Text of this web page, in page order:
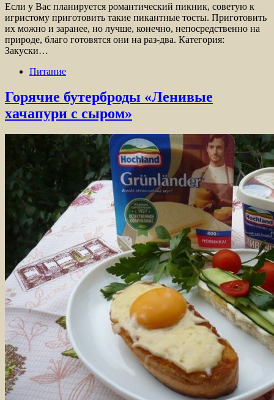
Если у Вас планируется романтический пикник, советую к
игристому приготовить такие пикантные тосты. Приготовить
их можно и заранее, но лучше, конечно, непосредственно на
природе, благо готовятся они на раз-два. Категория:
Закуски…
Питание
Горячие бутерброды «Ленивые
хачапури с сыром»